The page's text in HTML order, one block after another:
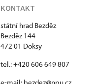
KONTAKT
státní hrad Bezděz
Bezděz 144
472 01 Doksy
tel.: +420 606 649 807